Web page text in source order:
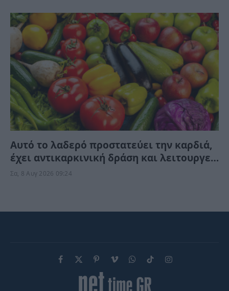
Αυτό το λαδερό προστατεύει την καρδιά,
έχει αντικαρκινική δράση και λειτουργεί
κατά της γήρανσης, χωρίς να το γνωρίζετε
Σα, 8 Αυγ 2026 09:24
Facebook
X
(Twitter)
PinterestVimeoWhatsApp
TikTokInstagram